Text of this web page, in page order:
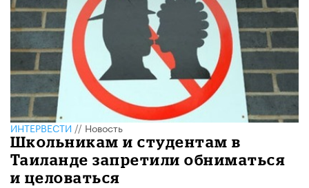
ИНТЕРВЕСТИ//Новость
​Школьникам и студентам в
Таиланде запретили обниматься
и целоваться